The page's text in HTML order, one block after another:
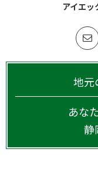
アイエッ
地元
あな
静